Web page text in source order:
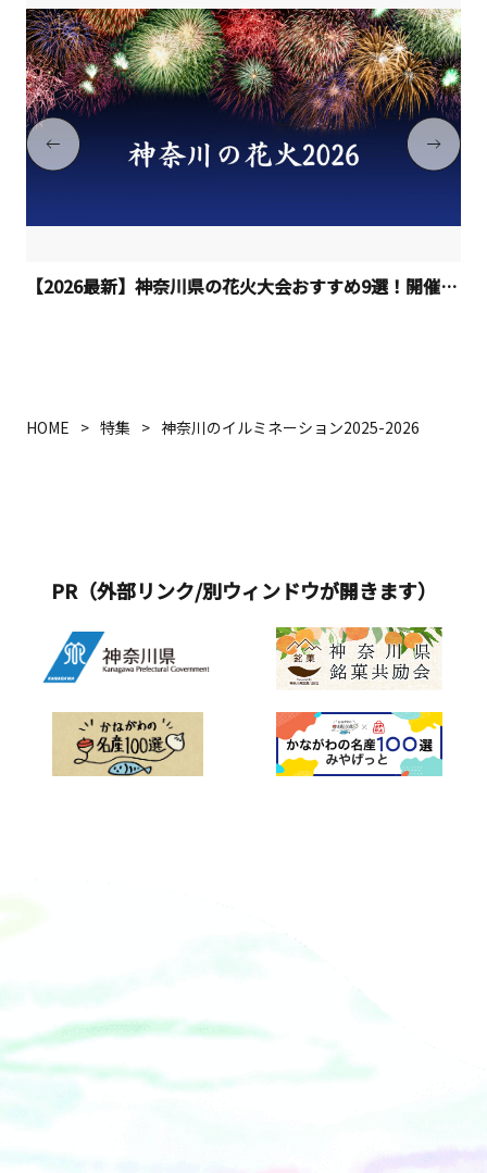
【2026最新】神奈川県の花火大会おすすめ9選！開催日程
HOME 特集 神奈川のイルミネーション2025-2026
PR（外部リンク/別ウィンドウが開きます）